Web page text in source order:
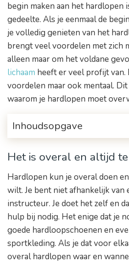
begin maken aan het hardlopen
gedeelte. Als je eenmaal de
je volledig genieten van het
brengt veel voordelen met zich
alleen maar om het voldane
lichaam heeft er veel profijt van.
voordelen maar ook mentaal.
waarom je hardlopen moet
Inhoudsopgave
Het is overal en altijd
Hardlopen kun je overal doen
wilt. Je bent niet afhankelijk
instructeur. Je doet het zelf en
hulp bij nodig. Het enige dat je
goede hardloopschoenen en
sportkleding. Als je dat voor
overal hardlopen waar en